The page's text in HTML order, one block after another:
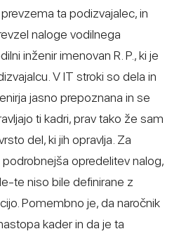
ta podizvajalec, in
naloge vodilnega
inženir imenovan R. P., ki je
V IT stroki so dela in
jasno prepoznana in se
ti kadri, prav tako že sam
del, ki jih opravlja. Za
opredelitev nalog,
te niso bile definirane z
Pomembno je, da naročnik
kader in da je ta